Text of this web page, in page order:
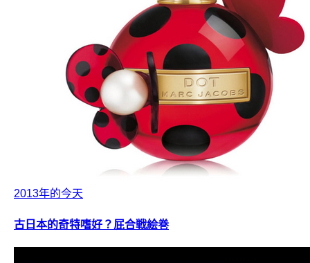
2013年的今天
古日本的奇特嗜好？屁合戦絵巻